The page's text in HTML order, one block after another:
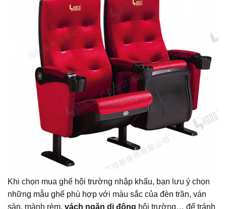
Khi chọn mua ghế hội trường nhập khẩu, bạn lưu ý chọn
những mẫu ghế phù hợp với màu sắc của đèn trần, ván
sàn, mành rèm, vách ngăn di động hội trường… để tránh